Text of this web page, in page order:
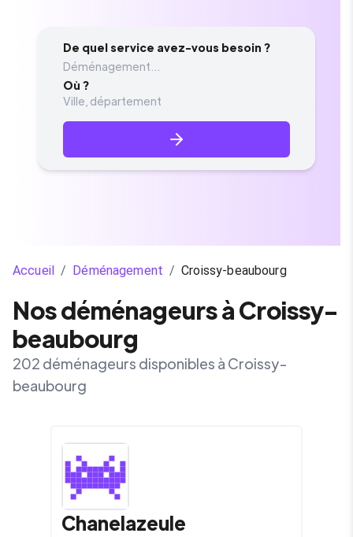
De quel service avez-vous besoin ?
Déménagement...
Où ?
Accueil / Déménagement / Croissy-beaubourg
Nos déménageurs à Croissy-
beaubourg
202 déménageurs disponibles à Croissy-
beaubourg
Chanelazeule